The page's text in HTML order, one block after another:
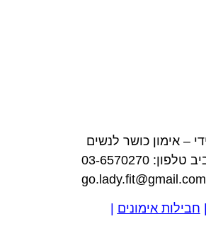
– אימון כושר לנשים
03-6570270
חבילות אימונים